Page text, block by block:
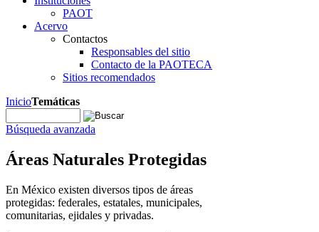
PAOT
Acervo
Contactos
Responsables del sitio
Contacto de la PAOTECA
Sitios recomendados
InicioTemáticas
Búsqueda avanzada
Áreas Naturales Protegidas
En México existen diversos tipos de áreas
protegidas: federales, estatales, municipales,
comunitarias, ejidales y privadas.